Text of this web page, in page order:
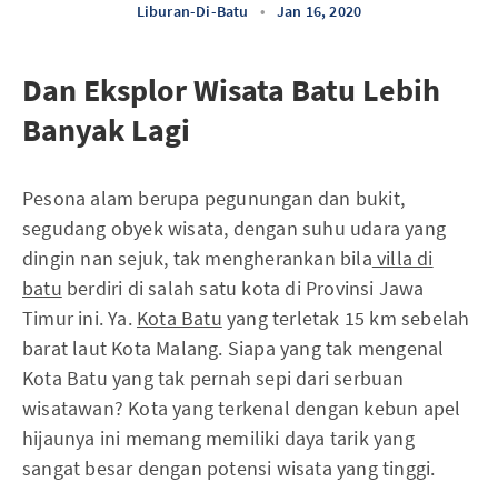
Liburan-Di-Batu • Jan 16, 2020
Dan Eksplor Wisata Batu Lebih
Banyak Lagi
Pesona alam berupa pegunungan dan bukit,
segudang obyek wisata, dengan suhu udara yang
dingin nan sejuk, tak mengherankan bila villa di
batu berdiri di salah satu kota di Provinsi Jawa
Timur ini. Ya. Kota Batu yang terletak 15 km sebelah
barat laut Kota Malang. Siapa yang tak mengenal
Kota Batu yang tak pernah sepi dari serbuan
wisatawan? Kota yang terkenal dengan kebun apel
hijaunya ini memang memiliki daya tarik yang
sangat besar dengan potensi wisata yang tinggi.